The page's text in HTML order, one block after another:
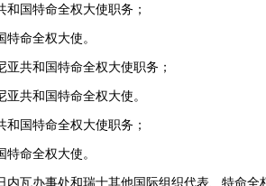
国特命全权大使职务；
命全权大使。
共和国特命全权大使职务；
共和国特命全权大使。
国特命全权大使职务；
命全权大使。
瓦办事处和瑞士其他国际组织代表、特命全